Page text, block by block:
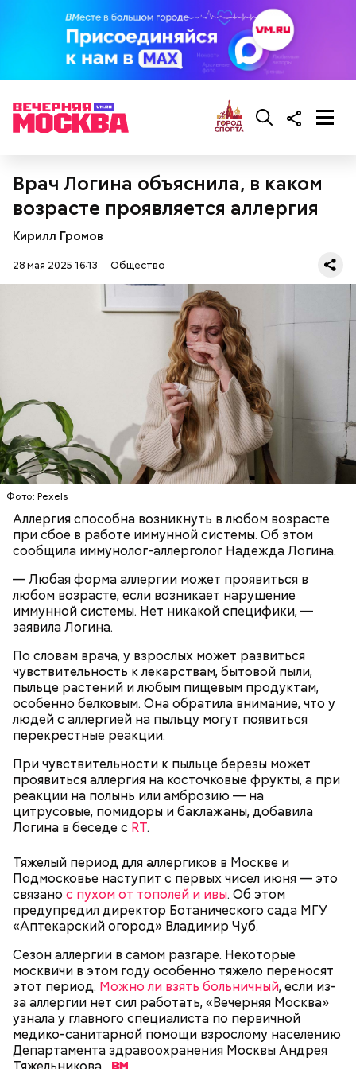
Врач Логина объяснила, в каком
возрасте проявляется аллергия
Кирилл Громов
28 мая 2025 16:13 Общество
Фото: Pexels
Аллергия способна возникнуть в любом возрасте
при сбое в работе иммунной системы. Об этом
сообщила иммунолог-аллерголог Надежда Логина.
— Любая форма аллергии может проявиться в
любом возрасте, если возникает нарушение
иммунной системы. Нет никакой специфики, —
заявила Логина.
По словам врача, у взрослых может развиться
чувствительность к лекарствам, бытовой пыли,
пыльце растений и любым пищевым продуктам,
особенно белковым. Она обратила внимание, что у
людей с аллергией на пыльцу могут появиться
перекрестные реакции.
При чувствительности к пыльце березы может
проявиться аллергия на косточковые фрукты, а при
реакции на полынь или амброзию — на
цитрусовые, помидоры и баклажаны, добавила
Логина в беседе с RT.
Тяжелый период для аллергиков в Москве и
Подмосковье наступит с первых чисел июня — это
связано с пухом от тополей и ивы. Об этом
предупредил директор Ботанического сада МГУ
«Аптекарский огород» Владимир Чуб.
Сезон аллергии в самом разгаре. Некоторые
москвичи в этом году особенно тяжело переносят
этот период. Можно ли взять больничный, если из-
за аллергии нет сил работать, «Вечерняя Москва»
узнала у главного специалиста по первичной
медико-санитарной помощи взрослому населению
Департамента здравоохранения Москвы Андрея
— Кабачки, порезанные кубиками, нужно легко
обжарить на сковороде. К ним добавляются зелень
петрушки, чеснок, соль и оливковое масло.
Получается очень вкусно, — поделился рецептом
Копылов.
Спагетти из кабачков
кабачок;
брынза;
растительное масло;
помидоры черри либо грунтовые.
— В дыне содержится много сахара, который
представлен фруктозой. С одной стороны — это
хорошо, потому что дает энергию. Но важно
помнить, что сладкими дынями не нужно сильно
сахарным диабетом и лишним весом, —
подчеркнула доктор.
Терапевт Кондрахин назвал
продукты и напитки, которые
выводят токсины из организма
Ранние плоды, по словам врача, лучше не есть:
беременным, кормящим женщинам;
людям с ослабленной иммунной системой;
детям.
Чистит сосуды и защищает от
рака: чем полезен кресс-салат